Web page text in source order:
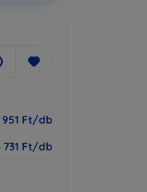
951 Ft/db
731 Ft/db